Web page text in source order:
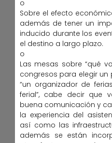
o
Sobre el efecto
además de tener un
inducido durante los
el destino a largo plazo.
o
Las mesas sobre “qué
congresos para elegir un
“un organizador de
ferial”, cabe decir que
buena comunicación y
la experiencia del
así como las
además se están